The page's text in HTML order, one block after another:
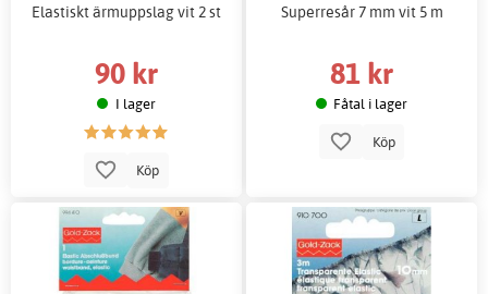
Elastiskt ärmuppslag vit 2 st
90 kr
I lager
Köp
Superresår 7 mm vit 5 m
81 kr
Fåtal i lager
Köp